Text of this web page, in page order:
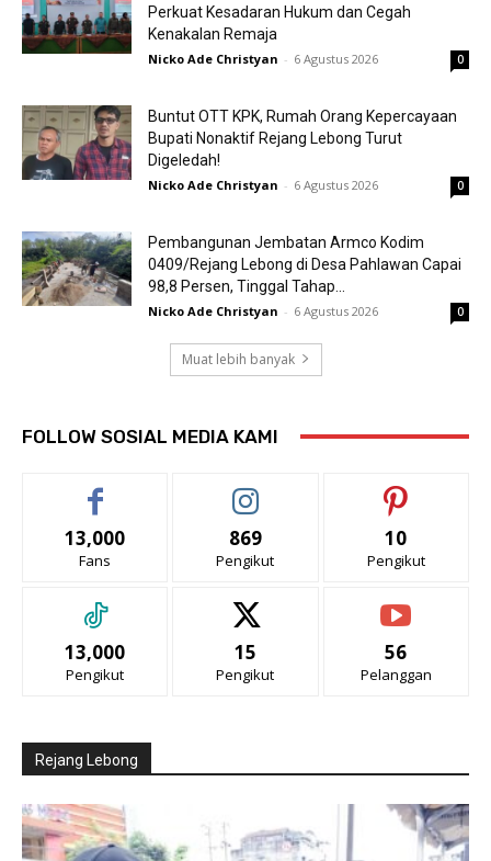
Perkuat Kesadaran Hukum dan Cegah
Kenakalan Remaja
Nicko Ade Christyan - 6 Agustus 2026 0
Buntut OTT KPK, Rumah Orang Kepercayaan
Bupati Nonaktif Rejang Lebong Turut
Digeledah!
Nicko Ade Christyan - 6 Agustus 2026 0
Pembangunan Jembatan Armco Kodim
0409/Rejang Lebong di Desa Pahlawan Capai
98,8 Persen, Tinggal Tahap...
Nicko Ade Christyan - 6 Agustus 2026 0
Muat lebih banyak
FOLLOW SOSIAL MEDIA KAMI
13,000
Fans
869
Pengikut
10
Pengikut
13,000
Pengikut
15
Pengikut
56
Pelanggan
Rejang Lebong